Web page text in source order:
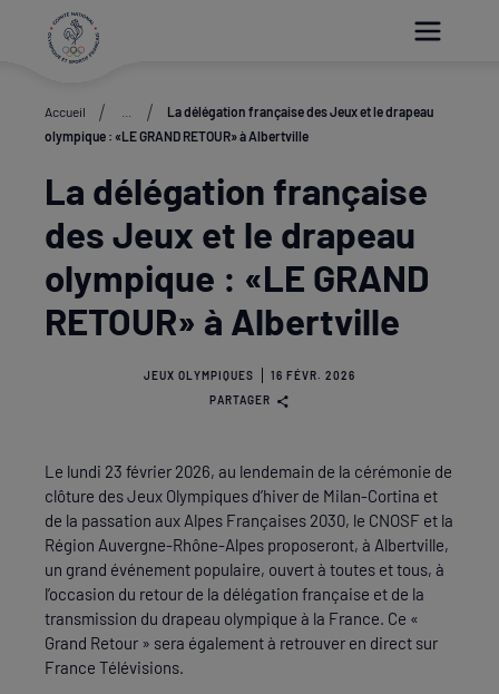
Accueil
La délégation française des Jeux et le drapeau
olympique : «LE GRAND RETOUR» à Albertville
La délégation française
des Jeux et le drapeau
olympique : «LE GRAND
RETOUR» à Albertville
JEUX OLYMPIQUES
16 FÉVR. 2026
PARTAGER
Le lundi 23 février 2026, au lendemain de la cérémonie de
clôture des Jeux Olympiques d’hiver de Milan-Cortina et
de la passation aux Alpes Françaises 2030, le CNOSF et la
Région Auvergne-Rhône-Alpes proposeront, à Albertville,
un grand événement populaire, ouvert à toutes et tous, à
l’occasion du retour de la délégation française et de la
transmission du drapeau olympique à la France. Ce «
Grand Retour » sera également à retrouver en direct sur
France Télévisions.
Paramétrer les cookies